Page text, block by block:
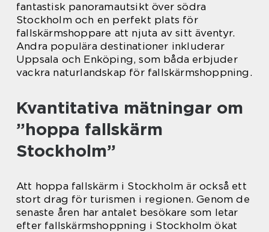
fantastisk panoramautsikt över södra
Stockholm och en perfekt plats för
fallskärmshoppare att njuta av sitt äventyr.
Andra populära destinationer inkluderar
Uppsala och Enköping, som båda erbjuder
vackra naturlandskap för fallskärmshoppning.
Kvantitativa mätningar om
”hoppa fallskärm
Stockholm”
Att hoppa fallskärm i Stockholm är också ett
stort drag för turismen i regionen. Genom de
senaste åren har antalet besökare som letar
efter fallskärmshoppning i Stockholm ökat